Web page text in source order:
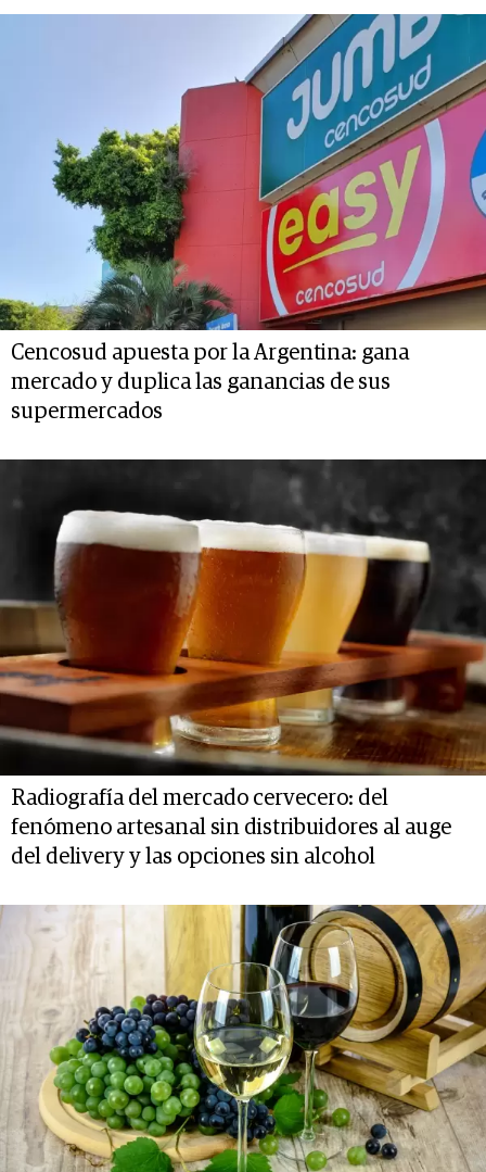
Cencosud apuesta por la Argentina: gana
mercado y duplica las ganancias de sus
supermercados
Radiografía del mercado cervecero: del
fenómeno artesanal sin distribuidores al auge
del delivery y las opciones sin alcohol